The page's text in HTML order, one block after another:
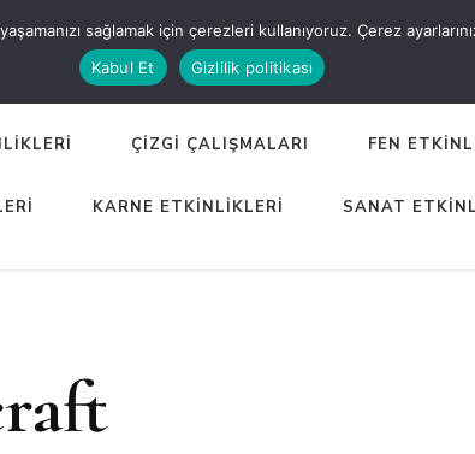
ÇİZGİ ÇALIŞMALARI FEN
KARNE ETKİNLİKLERİ SANAT
sağlamak için çerezleri kullanıyoruz. Çerez
Kabul Et
Gizlilik politikası